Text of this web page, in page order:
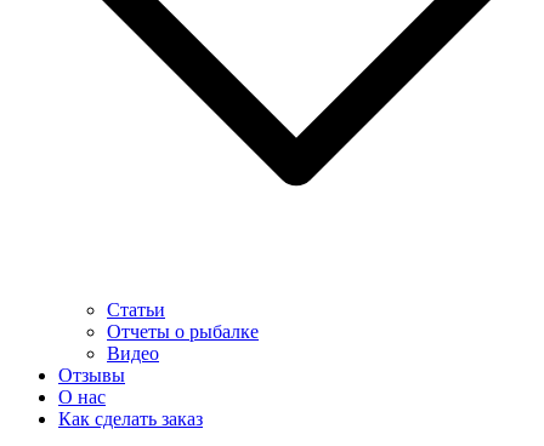
Статьи
Отчеты о рыбалке
Видео
Отзывы
О нас
Как сделать заказ